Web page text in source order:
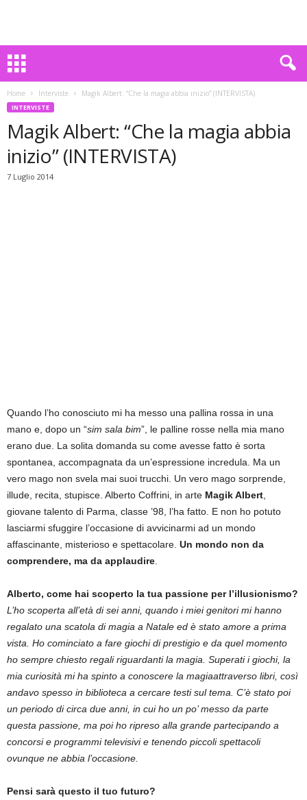
Home Interviste Magik Albert: “Che la magia abbia inizio” (INTERVISTA)
INTERVISTE
Magik Albert: “Che la magia abbia
inizio” (INTERVISTA)
7 Luglio 2014
Quando l’ho conosciuto mi ha messo una pallina rossa in una
mano e, dopo un “sim sala bim”, le palline rosse nella mia mano
erano due. La solita domanda su come avesse fatto è sorta
spontanea, accompagnata da un’espressione incredula. Ma un
vero mago non svela mai suoi trucchi. Un vero mago sorprende,
illude, recita, stupisce. Alberto Coffrini, in arte Magik Albert
giovane talento di Parma, classe ’98, l’ha fatto. E non ho potuto
lasciarmi sfuggire l’occasione di avvicinarmi ad un mondo
affascinante, misterioso e spettacolare. Un mondo non da
comprendere, ma da applaudire
Alberto, come hai scoperto la tua passione per l’illusionismo?
L’ho scoperta all’età di sei anni, quando i miei genitori mi hanno
regalato una scatola di magia a Natale ed è stato amore a prima
vista. Ho cominciato a fare giochi di prestigio e da quel momento
ho sempre chiesto regali riguardanti la magia. Superati i giochi, la
mia curiosità mi ha spinto a conoscere la magiaattraverso libri, così
andavo spesso in biblioteca a cercare testi sul tema. C’è stato poi
un periodo di circa due anni, in cui ho un po’ messo da parte
questa passione, ma poi ho ripreso alla grande partecipando a
concorsi e programmi televisivi e tenendo piccoli spettacoli
ovunque ne abbia l’occasione.
Pensi sarà questo il tuo futuro?